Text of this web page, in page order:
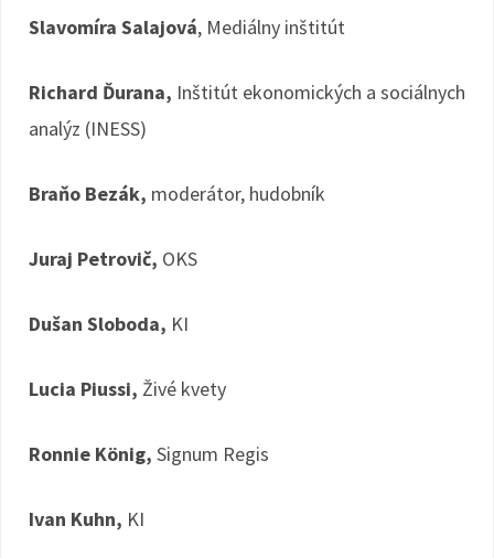
Slavomíra Salajová, Mediálny inštitút
Richard Ďurana, Inštitút ekonomických a sociálnych
analýz (INESS)
Braňo Bezák, moderátor, hudobník
Juraj Petrovič, OKS
Dušan Sloboda, KI
Lucia Piussi, Živé kvety
Ronnie König, Signum Regis
Ivan Kuhn, KI